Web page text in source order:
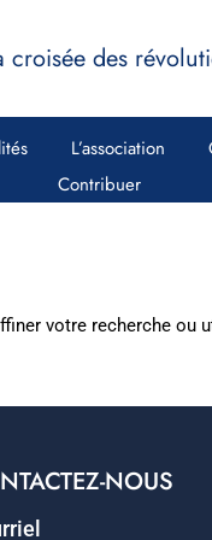
croisée des
L’association
Contribuer
votre recherche
NOUS